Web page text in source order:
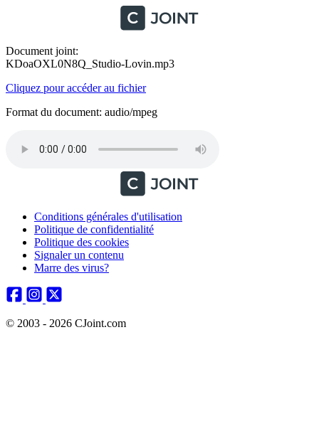
Document joint:
KDoaOXL0N8Q_Studio-Lovin.mp3
Cliquez pour accéder au fichier
Format du document: audio/mpeg
Conditions générales d'utilisation
Politique de confidentialité
Politique des cookies
Signaler un contenu
Marre des virus?
© 2003 - 2026 CJoint.com